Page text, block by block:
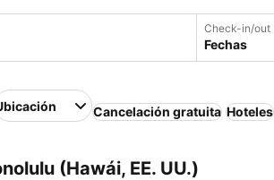
Check-in/out
Fechas
Cancelación gratuita Hoteles
(Hawái, EE. UU.)